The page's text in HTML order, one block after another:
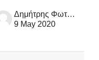
Δημήτρης Φωτάκης
9 May 2020